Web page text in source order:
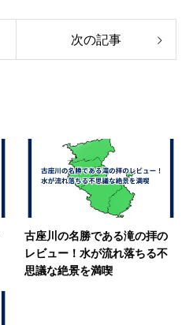
次の記事
古座川の名勝である滝の拝の
レビュー！水が流れ落ちる不
思議な絶景を満喫